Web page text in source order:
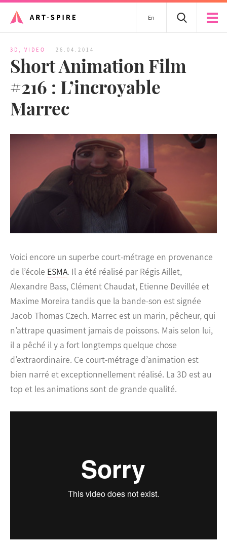
En
3D , VIDEO 26.04.2014
Short Animation Film
#216 : L’incroyable
Marrec
Voici encore un superbe court-métrage en provenance
de l’école ESMA. Il a été réalisé par Régis Aillet,
Alexandre Bass, Clément Chaudat, Etienne Devillée et
Maxime Moreira tandis que la bande-son est signée
Jacob Thomas Czech. Marrec est un marin, pêcheur, qui
n’attrape quasiment jamais de poissons. Mais selon lui,
il a pêché il y a fort longtemps quelque chose
d’extraordinaire. Ce court-métrage d’animation est
bien narré et exceptionnellement réalisé. La 3D est au
top et les animations sont de grande qualité.